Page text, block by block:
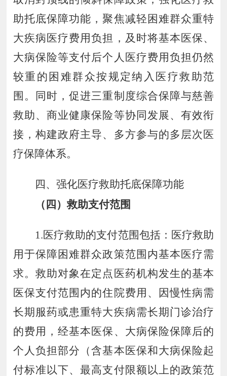
助托底保障功能，聚焦减轻困难群众重特
大疾病医疗费用负担，及时将基本医保、
大病保险等支付后个人医疗费用负担仍然
较重的困难群众按规定纳入医疗救助范
围。同时，促进三重制度综合保障与慈善
救助、商业健康保险等协同发展、有效衔
接，构建政府主导、多方参与的多层次医
疗保障体系。
四、强化医疗救助托底保障功能
（四）救助支付范围
1.医疗救助的支付范围包括：医疗救助
用于保障困难群众政策范围内基本医疗需
求。救助对象在定点医药机构发生的基本
医保支付范围内的住院费用、因慢性病需
长期服药或患重特大疾病需长期门诊治疗
的费用，经基本医保、大病保险保障后的
个人负担部分（含基本医保和大病保险起
付标准以下、最高支付限额以上的政策范